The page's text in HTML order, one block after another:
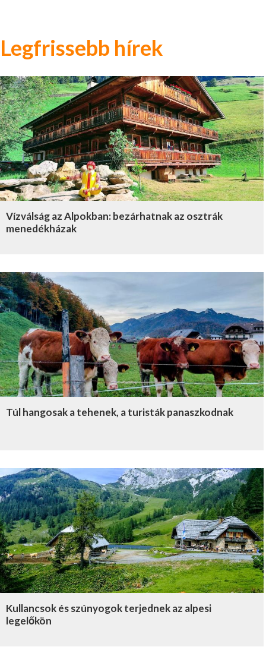
Legfrissebb hírek
Vízválság az Alpokban: bezárhatnak az osztrák
menedékházak
Túl hangosak a tehenek, a turisták panaszkodnak
Kullancsok és szúnyogok terjednek az alpesi
legelőkön